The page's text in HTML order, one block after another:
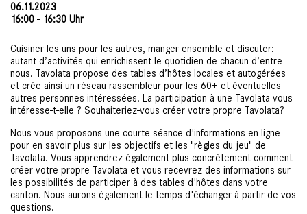
06.11.2023
16:00 - 16:30 Uhr
Cuisiner les uns pour les autres, manger ensemble et discuter:
autant d’activités qui enrichissent le quotidien de chacun d’entre
nous. Tavolata propose des tables d’hôtes locales et autogérées
et crée ainsi un réseau rassembleur pour les 60+ et éventuelles
autres personnes intéressées. La participation à une Tavolata vous
intéresse-t-elle ? Souhaiteriez-vous créer votre propre Tavolata?
Nous vous proposons une courte séance d'informations en ligne
pour en savoir plus sur les objectifs et les "règles du jeu" de
Tavolata. Vous apprendrez également plus concrètement comment
créer votre propre Tavolata et vous recevrez des informations sur
les possibilités de participer à des tables d'hôtes dans votre
canton. Nous aurons également le temps d'échanger à partir de vos
questions.